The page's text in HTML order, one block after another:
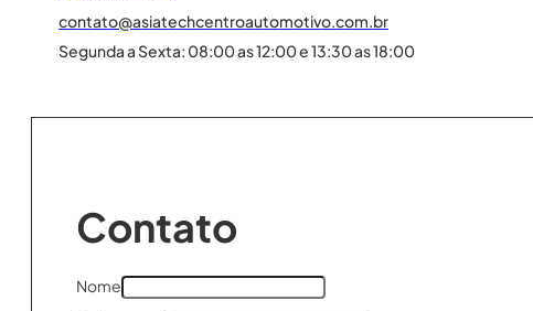
contato@asiatechcentroautomotivo.com.br
Segunda a Sexta: 08:00 as 12:00 e 13:30 as 18:00
Contato
Nome